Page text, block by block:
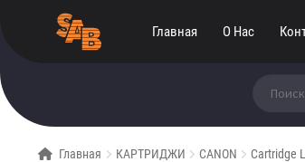
Главная О Нас
Главная КАРТРИДЖИ CANON Cartridge